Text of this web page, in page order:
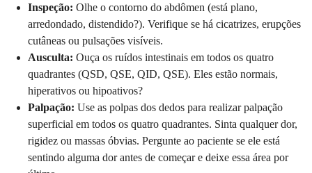
Inspeção: Olhe o contorno do abdômen (está plano,
arredondado, distendido?). Verifique se há cicatrizes, erupções
cutâneas ou pulsações visíveis.
Ausculta: Ouça os ruídos intestinais em todos os quatro
quadrantes (QSD, QSE, QID, QSE). Eles estão normais,
hiperativos ou hipoativos?
Palpação: Use as polpas dos dedos para realizar palpação
superficial em todos os quatro quadrantes. Sinta qualquer dor,
rigidez ou massas óbvias. Pergunte ao paciente se ele está
sentindo alguma dor antes de começar e deixe essa área por